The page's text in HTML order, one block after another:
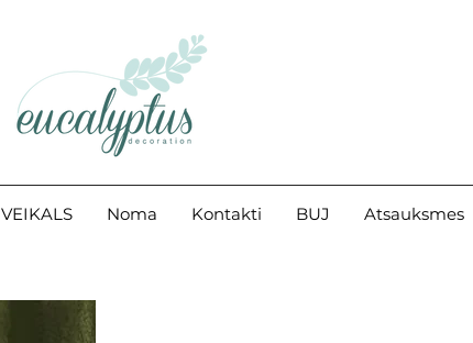
VEIKALS Noma Kontakti BUJ Atsauksmes